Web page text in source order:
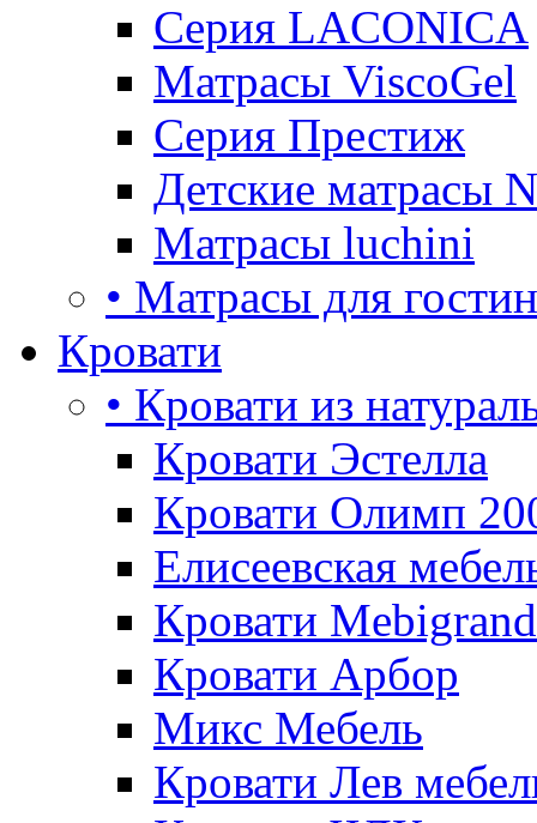
Серия LACONICA
Матрасы ViscoGel
Серия Престиж
Детские матрасы
Матрасы luchini
• Матрасы для
Кровати
• Кровати из
Кровати Эстелла
Кровати Олимп
Елисеевская
Кровати Mebigrand
Кровати Арбор
Микс Мебель
Кровати Лев